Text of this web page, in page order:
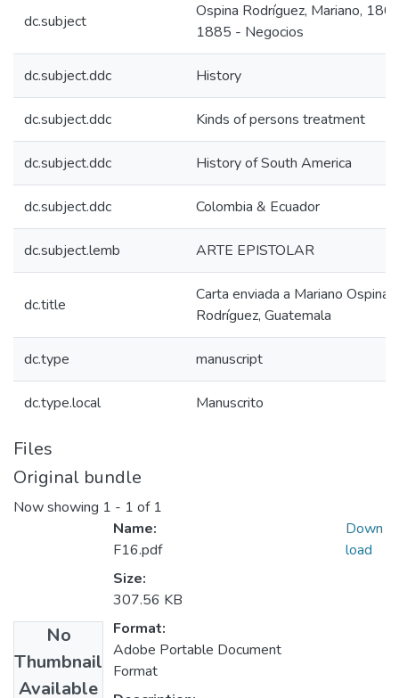
dc.subject
Ospina Rodríguez, Mariano,
1885 - Negocios
dc.subject.ddc History
dc.subject.ddc Kinds of persons treatment
dc.subject.ddc History of South America
dc.subject.ddc Colombia & Ecuador
dc.subject.lemb ARTE EPISTOLAR
dc.title
Carta enviada a Mariano Ospina
Rodríguez, Guatemala
dc.type manuscript
dc.type.local Manuscrito
Files
Original bundle
Now showing 1 - 1 of 1
No
Thumbnail
Available
Name:
F16.pdf
Size:
307.56 KB
Format:
Adobe Portable Document
Format
Down
load